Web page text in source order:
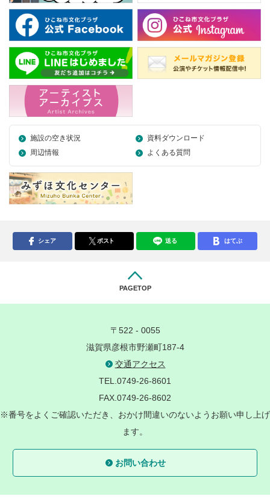
施設の空き状況
資料ダウンロード
周辺情報
よくある質問
シェア ポスト 送る はてぶ
PAGETOP
〒522 - 0055
滋賀県彦根市野瀬町187-4
交通アクセス
TEL.0749-26-8601
FAX.0749-26-8602
※番号をよくご確認いただき、おかけ間違いのないようお願い申し上げ
ます。
お問い合わせ